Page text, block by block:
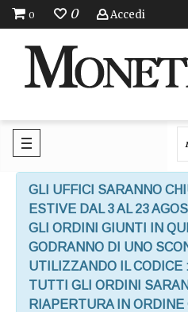
0 0 Accedi
GLI UFFICI SARANNO
ESTIVE DAL 3 AL 23
GLI ORDINI GIUNTI IN
GODRANNO DI UNO
UTILIZZANDO IL CODICE
TUTTI GLI ORDINI
RIAPERTURA IN ORDINE